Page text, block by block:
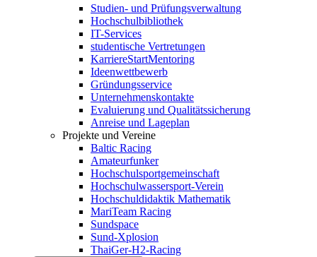
Studien- und Prüfungsverwaltung
Hochschulbibliothek
IT-Services
studentische Vertretungen
KarriereStartMentoring
Ideenwettbewerb
Gründungsservice
Unternehmenskontakte
Evaluierung und Qualitätssicherung
Anreise und Lageplan
Projekte und Vereine
Baltic Racing
Amateurfunker
Hochschulsportgemeinschaft
Hochschulwassersport-Verein
Hochschuldidaktik Mathematik
MariTeam Racing
Sundspace
Sund-Xplosion
ThaiGer-H2-Racing